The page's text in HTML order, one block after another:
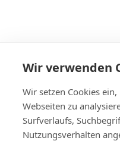
Wir verwenden
Wir setzen Cookies
Webseiten zu
Surfverlaufs,
Nutzungsverhalten